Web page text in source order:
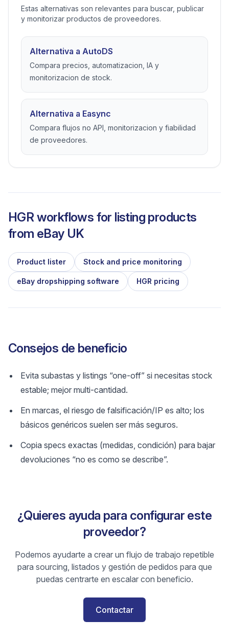
Estas alternativas son relevantes para buscar, publicar
y monitorizar productos de proveedores.
Alternativa a AutoDS
Compara precios, automatizacion, IA y
monitorizacion de stock.
Alternativa a Easync
Compara flujos no API, monitorizacion y fiabilidad
de proveedores.
HGR workflows for listing products
from eBay UK
Product lister Stock and price monitoring
eBay dropshipping software HGR pricing
Consejos de beneficio
Evita subastas y listings “one-off” si necesitas stock
estable; mejor multi-cantidad.
En marcas, el riesgo de falsificación/IP es alto; los
básicos genéricos suelen ser más seguros.
Copia specs exactas (medidas, condición) para bajar
devoluciones “no es como se describe”.
¿Quieres ayuda para configurar este
proveedor?
Podemos ayudarte a crear un flujo de trabajo repetible
para sourcing, listados y gestión de pedidos para que
puedas centrarte en escalar con beneficio.
Contactar